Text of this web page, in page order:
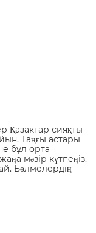
Қазактар сияқты
Таңғы астары
бұл орта
мәзір күтпеңіз.
Бөлмелердің